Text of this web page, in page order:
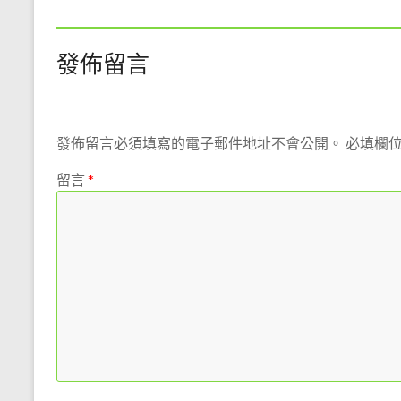
務。
期
待
我
們
的
支
發佈留言
發佈留言必須填寫的電子郵件地址不會公開。 必填欄
留言*